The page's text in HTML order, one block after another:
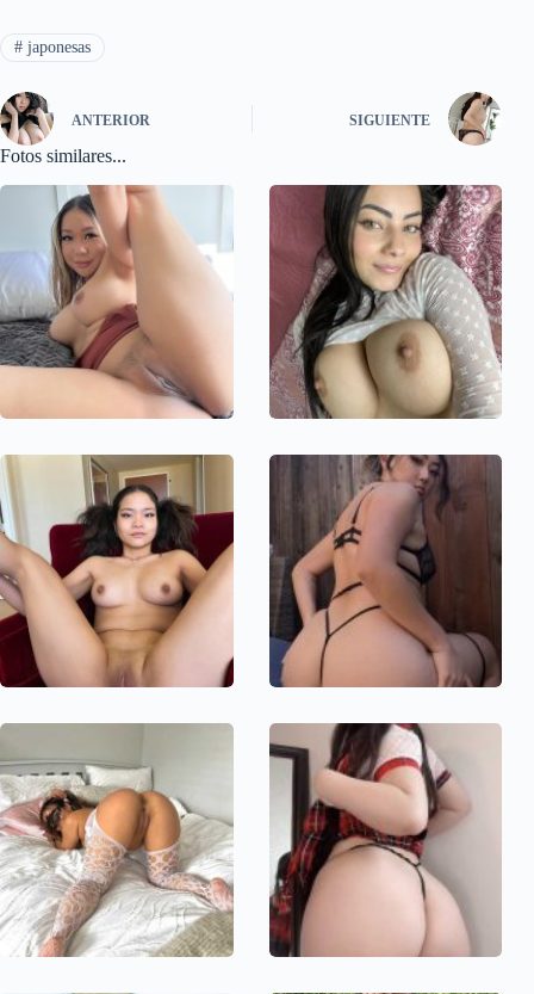
#japonesas
ANTERIOR SIGUIENTE
Fotos similares...